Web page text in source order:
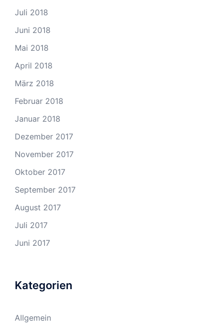
Juli 2018
Juni 2018
Mai 2018
April 2018
März 2018
Februar 2018
Januar 2018
Dezember 2017
November 2017
Oktober 2017
September 2017
August 2017
Juli 2017
Juni 2017
Kategorien
Allgemein